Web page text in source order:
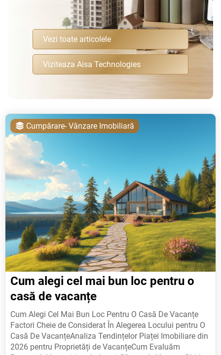
Vezi toate articolele
Viziteaza Aisa Technologies
Cum alegi cel mai bun loc pentru o
casă de vacanțe
Cum Alegi Cel Mai Bun Loc Pentru O Casă De Vacanțe Factori Cheie de Considerat În Alegerea Locului pentru O Casă De VacanțeAnaliza Tendințelor Piaței Imobiliare din 2026 pentru Proprietăți de VacanțeCum Evaluăm Potențialul Investițional al unei Căsuțe de VacanțeGhid Practic pentru Alegerea Locației Ideale: Lângă Natură, În oraș sau Pe Munte?Ce Elemente Juridice trebuie Verificate înainte de Cumpărarea unei Căsuțe de Vacanțe Factori Cheie de Considerat În Alegerea Locului pentru O Casă De Vacanțe În momentul de față, alegerea unui loc potrivit pentru o casă de vacanțe implică analiza atentă a mai multor factori care influențează confortul, investiția și durabilitatea acestuia. Un cadru geografic adecvat poate transforma o vacanță într-o experiență in忘 și poate aduce un profit semnificativ pe termen lung, mai ales dacă se ține cont de tendințele din anul 2026 privind turismul, dezvoltarea infrastructurii și cererea de locuințe moderne. În continuare, vom examina cele mai importante criterii care trebuie evaluate înainte de a decide unde să achiziționezi o casă de vacanțe.Prima considerație majoră este proxiimitatea la atracții turistice. Locurile cu acces ușor la plajele, parcurile naturale, munții sau orașele istorice beneficiază de o cerere crescută. În anul 2026, se observă un trend crescut pentru zonele care oferă o combinație între natură și infrastructură modernă. De exemplu, regiunile montane din Transilvania sau costele românești sunt populare pentru vacanțe de iarnă și vară, dar se înregistrează și o creștere a interesului față de locurile care permit activități ecoturistice. Totuși, este important să nu neglijezi faptul că apropierea de atracții poate duce la prețuri mai mari ale terenurilor sau la constrângeri legate de reglementările locale privind dezvoltarea.Un alt factor esențial este clima și condițiile meteorologice. Locul ales trebuie să ofere un climat potrivit pentru activitatea dorită. Pentru vacanțe de vară, zonele cu temperaturi moderate în iunie-iulie-august sunt preferate, iar pentru vacanțe de iarnă, regiunile montane care asigură condiții favorabile schiului sau al activităților de zăpadă. În 2026, se înregistrează o creștere a cererii pentru locuințe de vacanțe în zonele cu climat temperat, dar și pentru locații care oferă varietatea unor microclimături, cum ar fi dealurile din sud-vestul țării. Este important să analizezi date meteorologice lunare și tendințele din ultimele decenii pentru a înțelege dacă regiunea este stabila din punct de vedere climatic.În plus, infrastructura locală joacă un rol crucial. O casă de vacanțe trebuie să fie situată într-o zonă cu acces la servicii esențiale precum restaurante, magazine, spitale și mijloace de transport public. În anul 2026, se observă o dezvoltare semnificativă a rețelelor de transport în regiunile turistice majore, dar există și zone unde infrastructura rămâne limitată. Dacă planifici să folosești casa pentru vacanțe frecvente, este important ca aceasta să fie situată într-o zonă cu conexiuni bune la aeroporturi, drumuri rapide sau stații de tren.Un element adesea neglijat este valoarea terenului și potențialul de creștere. În 2026, piețele imobiliare din regiunile turistice înregistrează o creștere a prețurilor, dar există și locații cu potențial ridicat pentru investiție. Este important să analizezi trendurile locale privind dezvoltarea urbanistică, proiectele de infrastructură sau evenimente turistice planificate în viitor. De exemplu, zonele care beneficiază de un nou aeroport sau de construcții ale unei autostrăzi pot vedea o creștere rapidă a valorii imobiliarului.În plus, trebuie luată în considerare legislația locală și reglementările privind folosirea terenurilor. În anul 2026, se impun mai multe restricții legate de construcțiile pentru casă de vacanțe, în special în zonele protejate sau aflate în apropierea așezărilor turistice. Este esențial să verifici dacă proiectul dorit respectă normele privind densitatea construcțiilor, distanța față de râuri, păduri sau alte spații naturale. De asemenea, trebuie să înțelegi cum se aplică taxele locale și impozitele pentru proprietățile destinate vacanțelor.Un alt aspect important este securitatea locului. O casă de vacanțe situată într-o zonă cu o rată scăzută a crimei și o comunitate activă poate oferi un plus de confort. În 2026, se observă o creștere a investițiilor în sistemul de cameră video și al alarmelor pentru locuințele private, dar este important ca zonă să ofere și o prezență comunitară activă care poate contribui la siguranța generală.În final, disponibilitatea terenului și accesul la resurse naturale pot influența semnificativ experiența vacanței. O casă de vacanțe situată într-o zonă cu apă curată, alunișuri pentru pescuit sau parcuri pentru activități sportive poate adăuga valoare proiectului. În anul 2026, se dezvoltă un interes crescut pentru locații care permit o conectare directă cu natura, iar proprietarii sunt dispuși să plătească mai mult pentru astfel de caracteristici.În concluzie, alegerea locului potrivit pentru o casă de vacanțe necesită o analiză detaliată a tuturor acestor factori. Combinarea dintre atracțiile turistice, condițiile climatice, infrastructura, legislația și potențialul de creștere al valorii terenului poate duce la o decizie informată care asigură atât confortul vacanței, cât și un randament economic eficient. În anul 2026, investițiile în locații cu potențial de dezvoltare sunt mai profitabile decât cele din zonele saturate, dar este important să se echilibreze nevoia personală cu cererea pieței.Analiza Tendințelor Piaței Imobiliare din 2026 pentru Proprietăți de Vacanțe Analiza Tendințelor Piaței Imobiliare din 2026 pentru Proprietăți de VacanțeÎn anul 2026, piața imobiliară a proprietăților de vacanțe a cunoscut o evoluție semnificativă, influențată de schimbările globale în turism, tehnologie și comportamentul consumatorului. Alegerea unui loc potrivit pentru o casă de vacanțe nu mai este doar o decizie bazată pe atracțiile locale, ci implică o analiză complexă a tendințelor actuale, nevoilor pieței și inovațiilor din domeniu. Pentru a face o alegere informată, proprietarii potrivit să țină cont de mai multe criterii esențiale.Criterii esențiale pentru alegerea unui loc idealLocalizare strategică: Un loc bine ales trebuie să ofere acces rapid la atracții turistice, cum ar fi parcuri naționale, plaje sau orașe culturale. În 2026, tendința este către zonele care combinau natură cu infrastructura modernă, precum regiunile muntoase din Transilvania sau litoralul mediteranean.Infrastructură și conectivitate: Disponibilitatea unor transporturi eficiente (autocare, trenuri sau aeroporturi) este crucială. În plus, accesul la servicii esențiale precum magazine, clinici și internet de înaltă viteză devine tot mai important pentru clienții care doresc să trăiască confortabil chiar și pe termen lung.Comunitatea locală: O comunitate activă și prietenoasă poate transforma o casă de vacanțe într-un spațiu de relaxare autentic. În 2026, regiunile cu proiecte de dezvoltare sustenabilă sau comunități turistice locale (ex: comunități turistice din Maramureș) sunt preferate.Tendințe actuale în 2026În anul 2026, piața imobiliară pentru proprietăți de vacanțe este dominată de cererea crescută pentru locuri care oferă flexibilitate și adaptabilitate. De exemplu:Eco-turism: Proprietățile cu acces la natură pură, dotate cu surse de energie regenerabilă (panouri solare, pompe de căldură) sunt cerute. Locațiile din Carpați sau în jurul lacurilor mici devin atracții pentru clienții eco-conștienți.Remote Work-Friendly: Multe persoane caută caselor de vacanțe cu spații de birou dedicate, conexiuni de internet rapide și acces la servicii. Zonele liniștite, dar conectate (ex: regiunea Banat) sunt în top.Smart Home Technology: Dispozitive inteligente pentru controlul luminii, temperaturii sau securității pot fi un punct forte. Clienții moderni apreciază confortul oferit de astfel de inovații.Sfaturi practice pentru investitoriFactorImportanțăRecomandareProximitatea la atracții turistice⭐⭐⭐⭐⭐Alege locații cu cel puțin două atracții în raza de 10 km.Infrastructura locală⭐⭐⭐⭐Verifică accesul la servicii esențiale precum apă, electricitate și internet.Prețul de achiziție vs. rentabilitatea⭐⭐⭐⭐Folosește calculatoare online pentru estimarea veniturilor potențiale din chirii.Legislația locală⭐⭐⭐⭐Consultă un avocat specializat în imobiliară pentru a evita problemele juridice.Sustenabilitatea⭐⭐⭐Investește în surse de energie regenerabilă pentru a atrage un public mai larg.Cum să evaluezi o zonă: un ghid pas cu pasAnalizează cererea locală: Verifică platforme de gazduire (ex: Airbnb) pentru a vedea cererea și prețurile dintr-o anumită zonă. O creștere constantă în numărul de căutări indică potențial.Vizitează terenul: Nu te baza doar pe fotografii sau informații online. Fă o vizită personală pentru a verifica infrastructura, accesul și înconjurul locului.Consultă specialiști: Consultă agenți imobiliari locali sau experți în turism pentru feedback real despre piața din zonă.Evaluează riscurile economice: Folosește scenarii de simulație pentru a vedea cum s-ar comporta investiția în cazul unor fluctuații economice sau evenimente globale (ex: pandemii, crize energetice).Concluzii finaleAlegerea locului potrivit pentru o casă de vacanțe în 2026 implică echilibrul între cerințele personale și tendințele pieței. De la eco-turism la tehnologia inteligentă, fiecare decizie trebuie să reflecte atât nevoile clienților potențiali, cât și viabilitatea economică a investiției. Investitorii care știu să combine analiza datelor cu o viziune strategică vor avea un avantaj semnificativ în această piață dinamică.Pentru mai multe informații despre regiunile populare în 2026, accesează acest articol specializat.Cum Evaluăm Potențialul Investițional al unei Căsuțe de Vacanțe Evaluarea potențialului investițional al unei căsuțe de vacanțe implică analiza unui set complex de criterii economice, geo
Cumpărare- Vânzare Imobiliară